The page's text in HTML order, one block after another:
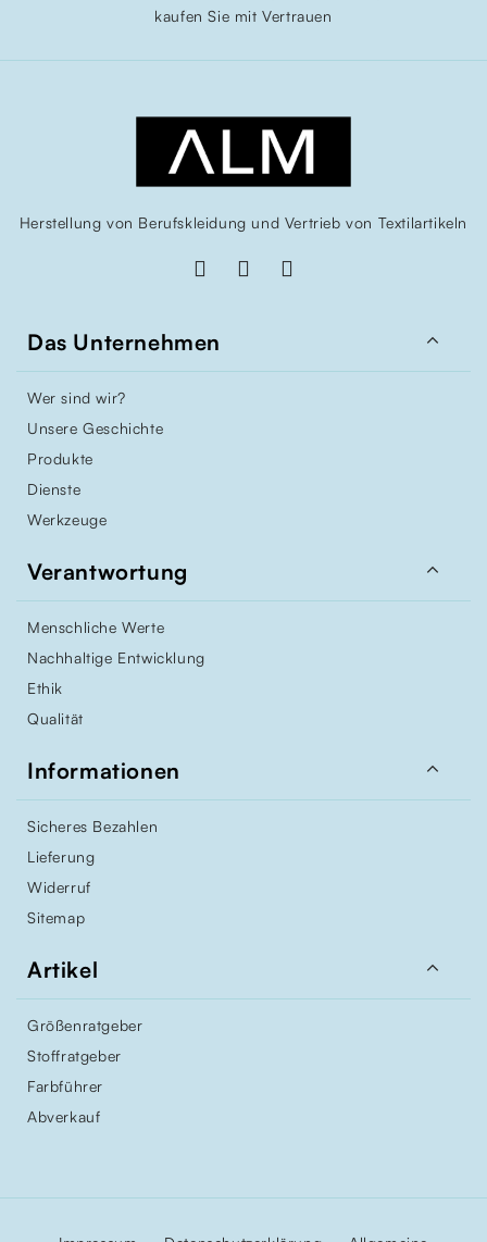
kaufen Sie mit Vertrauen
Herstellung von Berufskleidung und Vertrieb von Textilartikeln
Das Unternehmen 
Wer sind wir?
Unsere Geschichte
Produkte
Dienste
Werkzeuge
Verantwortung 
Menschliche Werte
Nachhaltige Entwicklung
Ethik
Qualität
Informationen 
Sicheres Bezahlen
Lieferung
Widerruf
Sitemap
Artikel 
Größenratgeber
Stoffratgeber
Farbführer
Abverkauf